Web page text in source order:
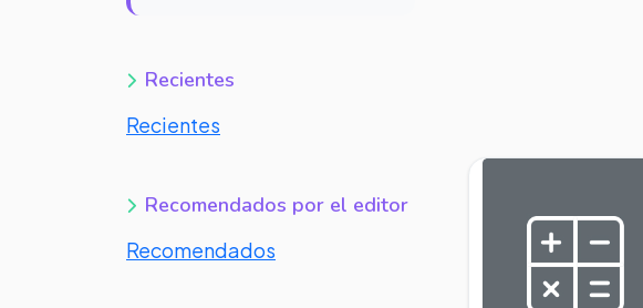
Recientes
Recientes
Recomendados por el editor
Recomendados